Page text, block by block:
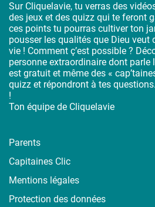
Sur Cliquelavie, tu verras des
des jeux et des quizz qui te feront
ces points tu pourras cultiver ton
pousser les qualités que Dieu veut
vie ! Comment ç’est possible ?
personne extraordinaire dont parle
est gratuit et même des «
quizz et répondront à tes
!
Ton équipe de Cliquelavie
Parents
Capitaines Clic
Mentions légales
Protection des données